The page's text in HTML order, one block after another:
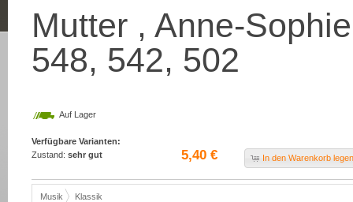
Mutter , Anne-
548, 542, 502
Auf Lager
Verfügbare Varianten:
Zustand: sehr gut 5,40 € In den Warenkorb
Musik Klassik